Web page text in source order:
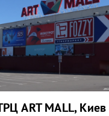
ART MALL, Киев